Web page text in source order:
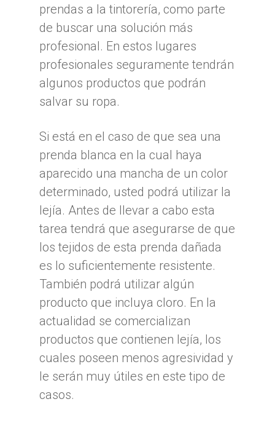
prendas a la tintorería, como parte
de buscar una solución más
profesional. En estos lugares
profesionales seguramente tendrán
algunos productos que podrán
salvar su ropa.
Si está en el caso de que sea una
prenda blanca en la cual haya
aparecido una mancha de un color
determinado, usted podrá utilizar la
lejía. Antes de llevar a cabo esta
tarea tendrá que asegurarse de que
los tejidos de esta prenda dañada
es lo suficientemente resistente.
También podrá utilizar algún
producto que incluya cloro. En la
actualidad se comercializan
productos que contienen lejía, los
cuales poseen menos agresividad y
le serán muy útiles en este tipo de
casos.